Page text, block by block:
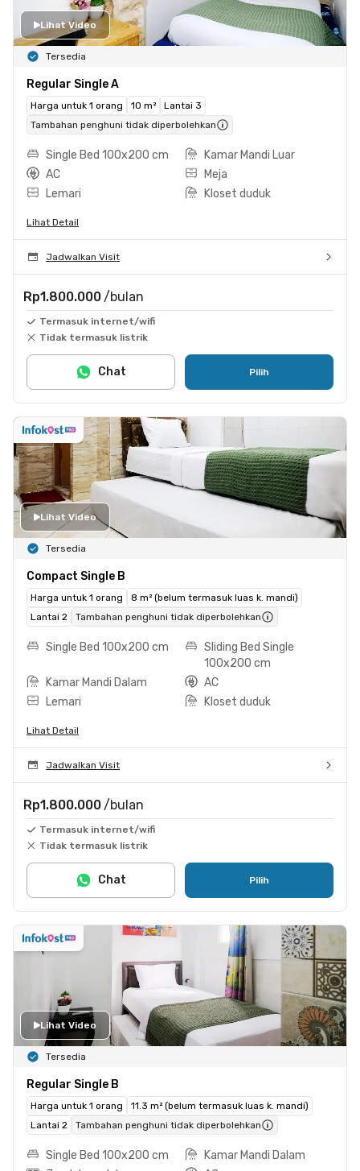
Lihat Video
Tersedia
Regular Single A
Harga untuk 1 orang 10 m²
Lantai 3
Tambahan penghuni tidak diperbolehkan
Single Bed 100x200 cm
Kamar Mandi Luar
AC
Meja
Lemari
Kloset duduk
Lihat Detail
Jadwalkan Visit
Rp1.800.000 /bulan
Termasuk internet/wifi
Tidak termasuk listrik
Pilih
Chat
Lihat Video
Tersedia
Compact Single B
Harga untuk 1 orang
8 m² (belum termasuk luas k. mandi)
Lantai 2
Tambahan penghuni tidak diperbolehkan
Single Bed 100x200 cm
Sliding Bed Single
100x200 cm
Kamar Mandi Dalam
AC
Lemari
Kloset duduk
Lihat Detail
Jadwalkan Visit
Rp1.800.000 /bulan
Termasuk internet/wifi
Tidak termasuk listrik
Pilih
Chat
Lihat Video
Tersedia
Regular Single B
Harga untuk 1 orang
11.3 m² (belum termasuk luas k. mandi)
Lantai 2
Tambahan penghuni tidak diperbolehkan
Single Bed 100x200 cm
Kamar Mandi Dalam